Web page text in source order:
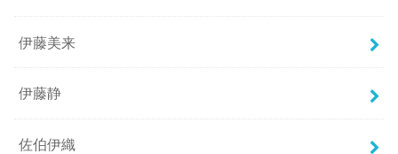
伊藤美来
伊藤静
佐伯伊織